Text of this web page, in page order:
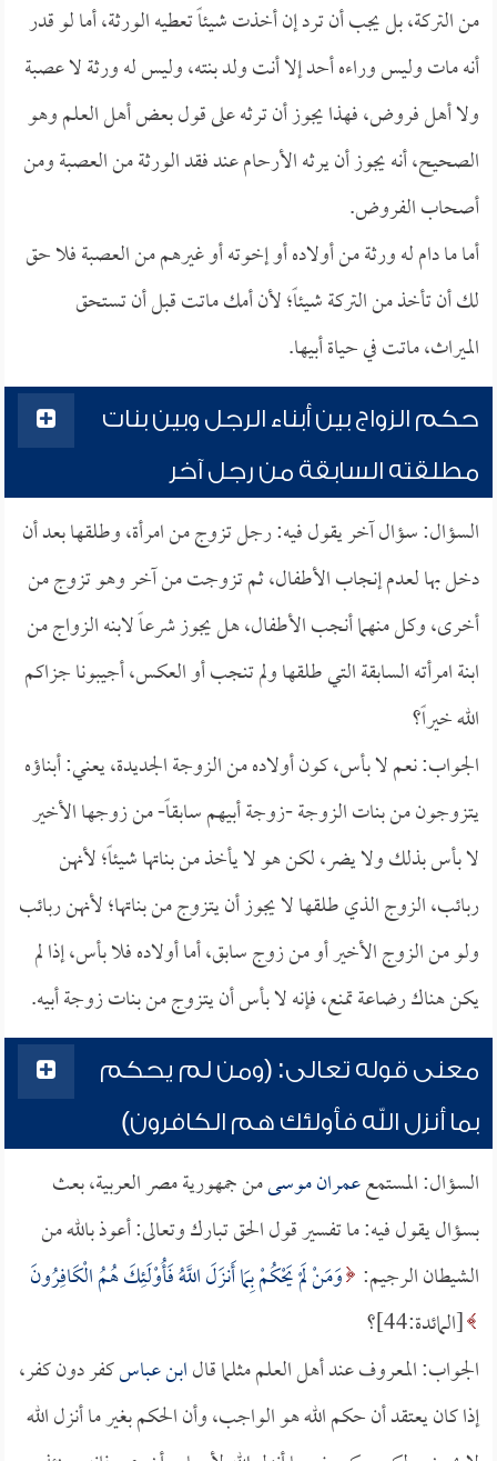
من التركة، بل يجب أن ترد إن أخذت شيئاً تعطيه الورثة، أما لو قدر
أنه مات وليس وراءه أحد إلا أنت ولد بنته، وليس له ورثة لا عصبة
ولا أهل فروض، فهذا يجوز أن ترثه على قول بعض أهل العلم وهو
الصحيح، أنه يجوز أن يرثه الأرحام عند فقد الورثة من العصبة ومن
أصحاب الفروض.
أما ما دام له ورثة من أولاده أو إخوته أو غيرهم من العصبة فلا حق
لك أن تأخذ من التركة شيئاً؛ لأن أمك ماتت قبل أن تستحق
الميراث، ماتت في حياة أبيها.
حكم الزواج بين أبناء الرجل وبين بنات
مطلقته السابقة من رجل آخر
السؤال: سؤال آخر يقول فيه: رجل تزوج من امرأة، وطلقها بعد أن
دخل بها لعدم إنجاب الأطفال، ثم تزوجت من آخر وهو تزوج من
أخرى، وكل منهما أنجب الأطفال، هل يجوز شرعاً لابنه الزواج من
ابنة امرأته السابقة التي طلقها ولم تنجب أو العكس، أجيبونا جزاكم
الله خيراً؟
الجواب: نعم لا بأس، كون أولاده من الزوجة الجديدة، يعني: أبناؤه
يتزوجون من بنات الزوجة -زوجة أبيهم سابقاً- من زوجها الأخير
لا بأس بذلك ولا يضر، لكن هو لا يأخذ من بناتها شيئاً؛ لأنهن
ربائب، الزوج الذي طلقها لا يجوز أن يتزوج من بناتها؛ لأنهن ربائب
ولو من الزوج الأخير أو من زوج سابق، أما أولاده فلا بأس، إذا لم
يكن هناك رضاعة تمنع، فإنه لا بأس أن يتزوج من بنات زوجة أبيه.
معنى قوله تعالى: (ومن لم يحكم
بما أنزل الله فأولئك هم الكافرون)
السؤال: المستمععمران موسىمن جمهورية مصر العربية، بعث
بسؤال يقول فيه: ما تفسير قول الحق تبارك وتعالى: أعوذ بالله من
الشيطان الرجيم: وَمَنْ لَمْ يَحْكُمْ بِمَا أَنزَلَ اللَّهُ فَأُوْلَئِكَ هُمُ الْكَافِرُونَ
[المائدة:44]؟
الجواب: المعروف عند أهل العلم مثلما قالابن عباسكفر دون كفر،
إذا كان يعتقد أن حكم الله هو الواجب، وأن الحكم بغير ما أنزل الله